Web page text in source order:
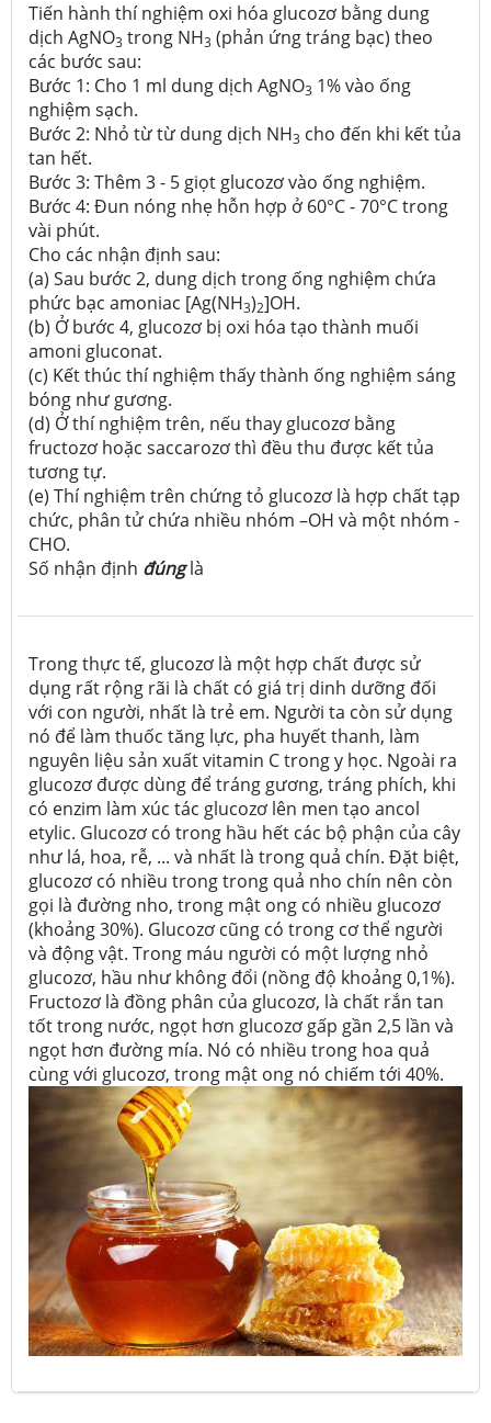
Tiến hành thí nghiệm oxi hóa glucozơ bằng dung
dịch AgNO3 trong NH3 (phản ứng tráng bạc) theo
các bước sau:
Bước 1: Cho 1 ml dung dịch AgNO3 1% vào ống
nghiệm sạch.
Bước 2: Nhỏ từ từ dung dịch NH3 cho đến khi kết tủa
tan hết.
Bước 3: Thêm 3 - 5 giọt glucozơ vào ống nghiệm.
Bước 4: Đun nóng nhẹ hỗn hợp ở 60°C - 70°C trong
vài phút.
Cho các nhận định sau:
(a) Sau bước 2, dung dịch trong ống nghiệm chứa
phức bạc amoniac [Ag(NH3)2]OH.
(b) Ở bước 4, glucozơ bị oxi hóa tạo thành muối
amoni gluconat.
(c) Kết thúc thí nghiệm thấy thành ống nghiệm sáng
bóng như gương.
(d) Ở thí nghiệm trên, nếu thay glucozơ bằng
fructozơ hoặc saccarozơ thì đều thu được kết tủa
tương tự.
(e) Thí nghiệm trên chứng tỏ glucozơ là hợp chất tạp
chức, phân tử chứa nhiều nhóm –OH và một nhóm -
CHO.
Số nhận định đúnglà
Trong thực tế, glucozơ là một hợp chất được sử
dụng rất rộng rãi là chất có giá trị dinh dưỡng đối
với con người, nhất là trẻ em. Người ta còn sử dụng
nó để làm thuốc tăng lực, pha huyết thanh, làm
nguyên liệu sản xuất vitamin C trong y học. Ngoài ra
glucozơ được dùng để tráng gương, tráng phích, khi
có enzim làm xúc tác glucozơ lên men tạo ancol
etylic. Glucozơ có trong hầu hết các bộ phận của cây
như lá, hoa, rễ, ... và nhất là trong quả chín. Đặt biệt,
glucozơ có nhiều trong trong quả nho chín nên còn
gọi là đường nho, trong mật ong có nhiều glucozơ
(khoảng 30%). Glucozơ cũng có trong cơ thể người
và động vật. Trong máu người có một lượng nhỏ
glucozơ, hầu như không đổi (nồng độ khoảng 0,1%).
Fructozơ là đồng phân của glucozơ, là chất rắn tan
tốt trong nước, ngọt hơn glucozơ gấp gần 2,5 lần và
ngọt hơn đường mía. Nó có nhiều trong hoa quả
cùng với glucozơ, trong mật ong nó chiếm tới 40%.